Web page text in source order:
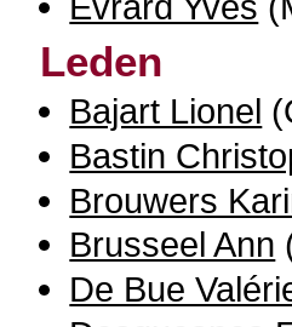
Leden
Bajart Lionel
Bastin
Brouwers
Brusseel Ann
De Bue